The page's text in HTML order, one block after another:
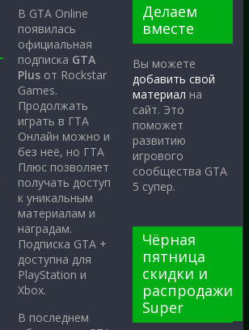
В GTA Online
появилась
официальная
подписка GTA
Plus от Rockstar
Games.
Продолжать
играть в ГТА
Онлайн можно и
без неё, но ГТА
Плюс позволяет
получать доступ
к уникальным
материалам и
наградам.
Подписка GTA +
доступна для
PlayStation и
Xbox.
В последнем
Делаем
вместе
Вы можете
добавить свой
материал на
сайт. Это
поможет
развитию
игрового
сообщества GTA
5 супер.
Чёрная
пятница
скидки и
распродажи
Super